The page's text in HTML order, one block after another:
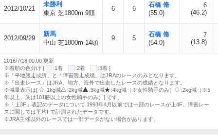
2012/10/21
未勝利
東京 芝1800m 9頭
6 6
石橋 脩
(55.0)
6
(46.2)
2012/09/29
新馬
中山 芝1800m 14頭
9 5
石橋 脩
(54.0)
7
(13.8)
2016/7/18 00:00 更新
※着順の色分け [
:1着 :2着
:3着 ]
※「平地競走成績」と「障害競走成績」はJRAのレースのみとなります。
※「出走レース」はJRA、地方、海外で出走したレースの成績となります。
※減量表示は[
:1kg減 :2kg減 :3kg減 :4kg減（※女性騎手のみ）
:2kg減（※5
年以上、又は101勝以上の女性騎手のみ）] です。
※「上3F」表記のデータについて 1993年4月以前では一部のレースが上4F、障害レー
スに関しては平均Fで計測されたデータです。
※JRA主催以外のレースでは一部データがない場合があります。